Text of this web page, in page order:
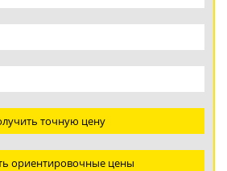
точную цену
ориентировочные цены